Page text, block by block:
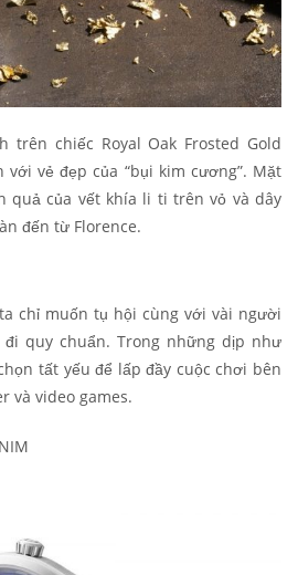
trên chiếc Royal Oak Frosted Gold
vẻ đẹp của “bụi kim cương”. Mặt
quả của vết khía li ti trên vỏ và dây
đến từ Florence.
chỉ muốn tụ hội cùng với vài người
quy chuẩn. Trong những dịp như
tất yếu để lấp đầy cuộc chơi bên
và video games.